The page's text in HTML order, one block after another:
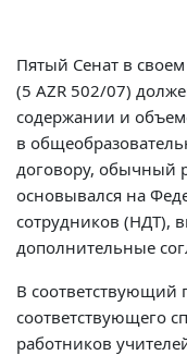
Пятый Сенат в
(5 AZR 502/07)
содержании и
в
договору, обычный
основывался на
сотрудников (НДТ),
дополнительные
В соответствующий
соответствующего
работников